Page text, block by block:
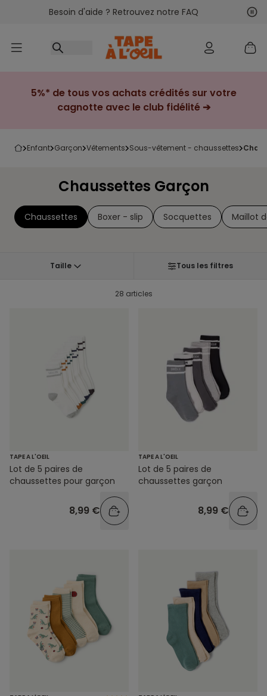
Accéder au contenu
Besoin d'aide ? Retrouvez notre FAQ
5%* de tous vos achats crédités sur votre
cagnotte avec le club fidélité ➔
enfant garçon vêtements sous-vêtement - chaussettes
Chaussettes Garçon
Chaussettes Boxer - slip Socquettes Maillot
Taille Tous les filtres
28 articles
TAPE A L'OEIL
Lot de 5 paires de
chaussettes pour garçon
8,99 €
TAPE A L'OEIL
Lot de 5 paires de
chaussettes garçon
8,99 €